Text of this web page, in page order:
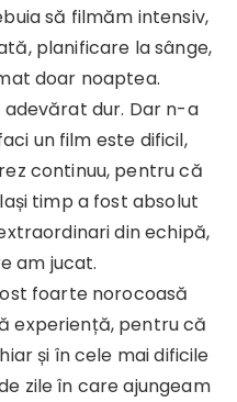
să filmăm intensiv,
planificare la sânge,
doar noaptea.
dur. Dar n-a
un film este dificil,
continuu, pentru că
timp a fost absolut
din echipă,
am jucat.
foarte norocoasă
experiență, pentru că
și în cele mai dificile
zile în care ajungeam